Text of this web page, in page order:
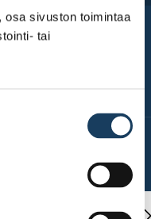
osa sivuston toimintaa
tai
Rovaniemi